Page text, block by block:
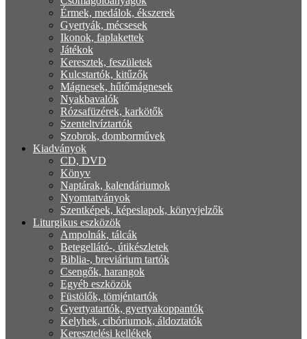
Érmek, medálok, ékszerek
Gyertyák, mécsesek
Ikonok, faplakettek
Játékok
Keresztek, feszületek
Kulcstartók, kitűzők
Mágnesek, hűtőmágnesek
Nyakbavalók
Rózsafüzérek, karkötők
Szenteltvíztartók
Szobrok, domborművek
Kiadványok
CD, DVD
Könyv
Naptárak, kalendáriumok
Nyomtatványok
Szentképek, képeslapok, könyvjelzők
Liturgikus eszközök
Ampolnák, tálcák
Betegellátó-, útikészletek
Biblia-, breviárium tartók
Csengők, harangok
Egyéb eszközök
Füstölők, tömjéntartók
Gyertyatartók, gyertyakoppantók
Kelyhek, cibóriumok, áldoztatók
Keresztelési kellékek